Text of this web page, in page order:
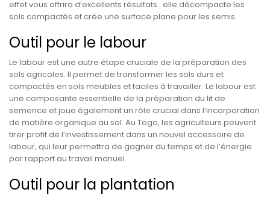
effet vous offrira d’excellents résultats : elle décompacte les
sols compactés et crée une surface plane pour les semis.
Outil pour le labour
Le labour est une autre étape cruciale de la préparation des
sols agricoles. Il permet de transformer les sols durs et
compactés en sols meubles et faciles à travailler. Le labour est
une composante essentielle de la préparation du lit de
semence et joue également un rôle crucial dans l’incorporation
de matière organique au sol. Au Togo, les agriculteurs peuvent
tirer profit de l’investissement dans un nouvel accessoire de
labour, qui leur permettra de gagner du temps et de l’énergie
par rapport au travail manuel.
Outil pour la plantation